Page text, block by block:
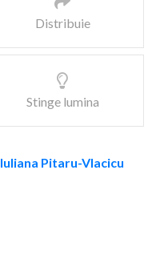
Distribuie
Stinge lumina
Iuliana Pitaru-Vlacicu